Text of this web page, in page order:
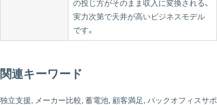
の投じ方がそのまま収入に変換される、
実力次第で天井が高いビジネスモデル
です。
関連キーワード
独立支援, メーカー比較, 蓄電池, 顧客満足, バックオフィスサポ